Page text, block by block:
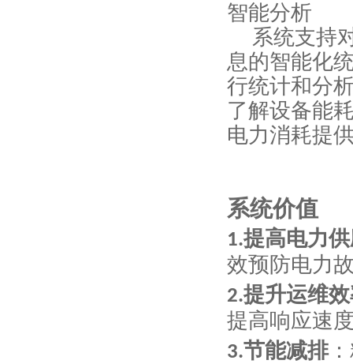
智能分析
系统支持
息的智能化
行统计和分
了解设备能
电力消耗提
系统价值
1.提高电力
效预防电力
2.提升运维
提高响应速
3.节能减排